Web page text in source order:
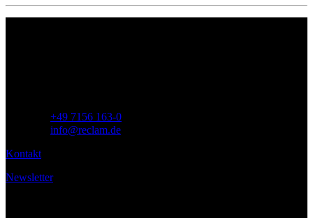
+49 7156 163-0
info@reclam.de
Kontakt
Newsletter